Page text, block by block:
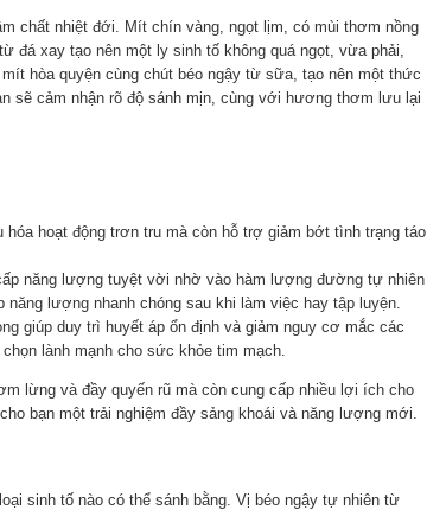
chất nhiệt đới. Mít chín vàng, ngọt lịm, có mùi thơm nồng
đá xay tạo nên một ly sinh tố không quá ngọt, vừa phải,
hòa quyện cùng chút béo ngậy từ sữa, tạo nên một thức
sẽ cảm nhận rõ độ sánh mịn, cùng với hương thơm lưu lại
hoạt động trơn tru mà còn hỗ trợ giảm bớt tình trạng táo
năng lượng tuyệt vời nhờ vào hàm lượng đường tự nhiên
lượng nhanh chóng sau khi làm việc hay tập luyện.
giúp duy trì huyết áp ổn định và giảm nguy cơ mắc các
lành mạnh cho sức khỏe tim mạch.
lừng và đầy quyến rũ mà còn cung cấp nhiều lợi ích cho
bạn một trải nghiệm đầy sảng khoái và năng lượng mới.
sinh tố nào có thể sánh bằng. Vị béo ngậy tự nhiên từ